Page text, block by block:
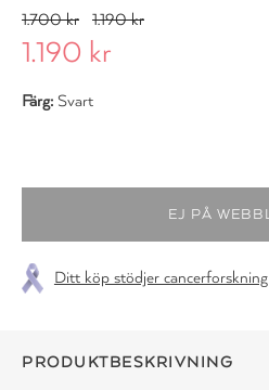
1.700 kr 1.190 kr
1.190 kr
Färg: Svart
Ditt köp stödjer cancerforskning
PRODUKTBESKRIVNING